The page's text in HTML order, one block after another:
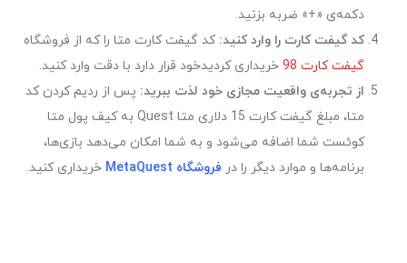
دکمه‌ی «+» ضربه بزنید.
کد گیفت کارت را وارد کنید: کد گیفت کارت متا را که از فروشگاه
گیفت کارت 98
خریداری کردیدخود قرار دارد با دقت وارد کنید.
از تجربه‌ی واقعیت مجازی خود لذت ببرید: پس از ردیم کردن کد
متا، مبلغ گیفت کارت 15 دلاری متا Quest به کیف پول متا
کوئست شما اضافه می‌شود و به شما امکان می‌دهد بازی‌ها،
برنامه‌ها و موارد دیگر را در فروشگاه MetaQuest خریداری کنید.